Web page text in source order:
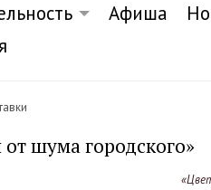
Афиша
шума городского»